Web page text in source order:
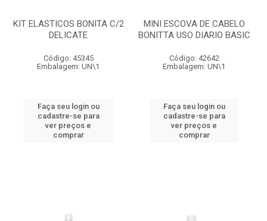
KIT ELASTICOS BONITA C/2
DELICATE
Código: 45345
Embalagem: UN\1
Faça seu login ou
cadastre-se para
ver preços e
comprar
MINI ESCOVA DE CABELO
BONITTA USO DIARIO BASIC
Código: 42642
Embalagem: UN\1
Faça seu login ou
cadastre-se para
ver preços e
comprar